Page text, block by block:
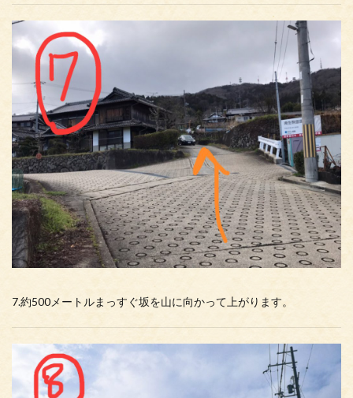
7.約500メートルまっすぐ坂を山に向かって上がります。